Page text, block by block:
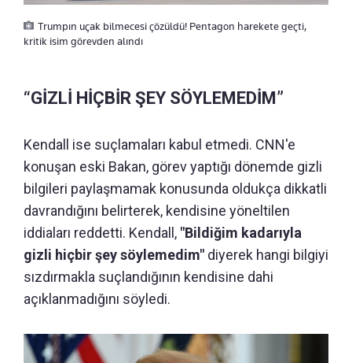
Trumpın uçak bilmecesi çözüldü! Pentagon harekete geçti,
kritik isim görevden alındı
“GİZLİ HİÇBİR ŞEY SÖYLEMEDİM”
Kendall ise suçlamaları kabul etmedi. CNN'e
konuşan eski Bakan, görev yaptığı dönemde gizli
bilgileri paylaşmamak konusunda oldukça dikkatli
davrandığını belirterek, kendisine yöneltilen
iddiaları reddetti. Kendall, "Bildiğim kadarıyla
gizli hiçbir şey söylemedim" diyerek hangi bilgiyi
sızdırmakla suçlandığının kendisine dahi
açıklanmadığını söyledi.